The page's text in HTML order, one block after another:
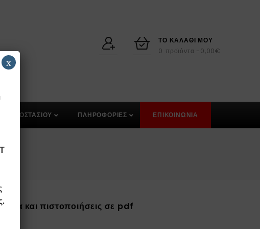
ΤΟ ΚΑΛΆΘΙ ΜΟΥ
0 προϊόντα - 0,00€
ΠΛΗΡΟΦΟΡΙΕΣ ΕΠΙΚΟΙΝΩΝΙΑ
και πιστοποιήσεις σε pdf
x